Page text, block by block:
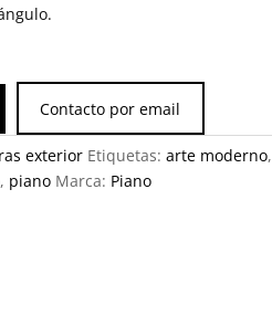
Contacto por email
exterior Etiquetas: arte moderno,
, piano Marca: Piano